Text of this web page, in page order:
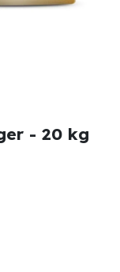
- 20 kg